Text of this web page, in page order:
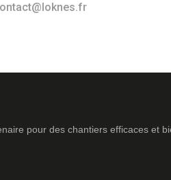
pour des chantiers efficaces et